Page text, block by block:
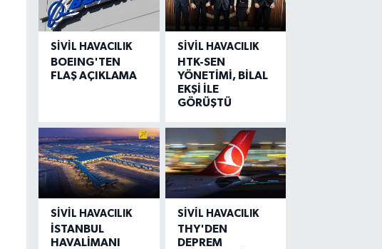
SIVIL HAVACILIK
BOEING'TEN
FLAŞ AÇIKLAMA
SIVIL HAVACILIK
HTK-SEN
YÖNETİMİ, BİLAL
EKŞİ İLE
GÖRÜŞTÜ
SIVIL HAVACILIK
İSTANBUL
HAVALİMANI
SIVIL HAVACILIK
THY'DEN
DEPREM